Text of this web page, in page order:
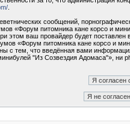
.
сообщений,
«Форум питомника кане корсо и
этом ваш провайдер будет
«Форум питомника кане корсо и
с тем, что введённая вами
"Из Созвездия Адомаса"», ни